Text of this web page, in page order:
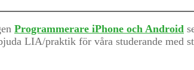
Programmerare iPhone och Android
LIA/praktik för våra studerande med